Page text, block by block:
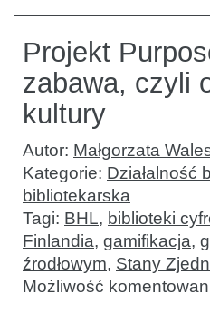
Projekt
zabawa, czyli
kultury
Autor: Małgorzata
Kategorie: Działalność
bibliotekarska
Tagi: BHL, biblioteki
Finlandia, gamifikacja,
źrodłowym, Stany
Możliwość